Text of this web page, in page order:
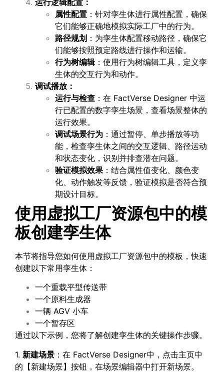
运行逻辑配置：
属性配置 ：针对孪生体进行属性配置，确保
它们能够正确地模拟实际工厂中的行为。
路径规划 ：为孪生体配置移动路径，确保它
们能够按照预定路线进行操作和运输。
行为树编辑：使用行为树编辑工具，定义孪
生体的交互行为和动作。
调试播放：
运行与检查 ：在 FactVerse Designer 中运
行已配置的数字孪生场景，查看场景整体的
运行效果。
调试场景行为 ：通过暂停、单步播放等功
能，检查孪生体之间的交互逻辑、路径运动
和状态变化，识别并排查潜在问题。
验证模拟效果：结合属性值变化、颜色变
化、动作触发等反馈，验证模拟是否符合预
期设计目标。
使用虚拟工厂资源包中的模
板创建孪生体
本节将指导您如何使用虚拟工厂资源包中的模板，快速
创建以下常用孪生体：
一个重载平型传送带
一个原料生成器
一辆 AGV 小车
一个暂存区
通过以下示例，您将了解创建孪生体的关键操作步骤。
1. 新建场景 ：在 FactVerse Designer中，点击主页中
的【新建场景】按钮，在场景编辑器中打开新场景。